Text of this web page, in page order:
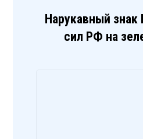
Нарукавный
сил РФ на